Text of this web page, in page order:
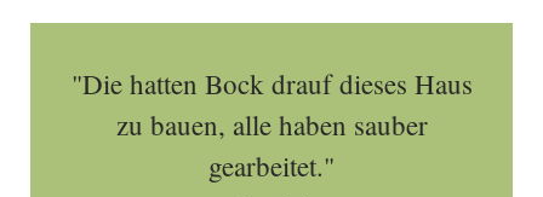
"Die hatten Bock drauf dieses Haus
zu bauen, alle haben sauber
gearbeitet."